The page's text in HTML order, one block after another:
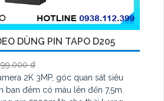
DÙNG PIN TAPO D205
₫
2K 3MP, góc quan sát siêu
ban đêm có màu lên đến 7,5m.